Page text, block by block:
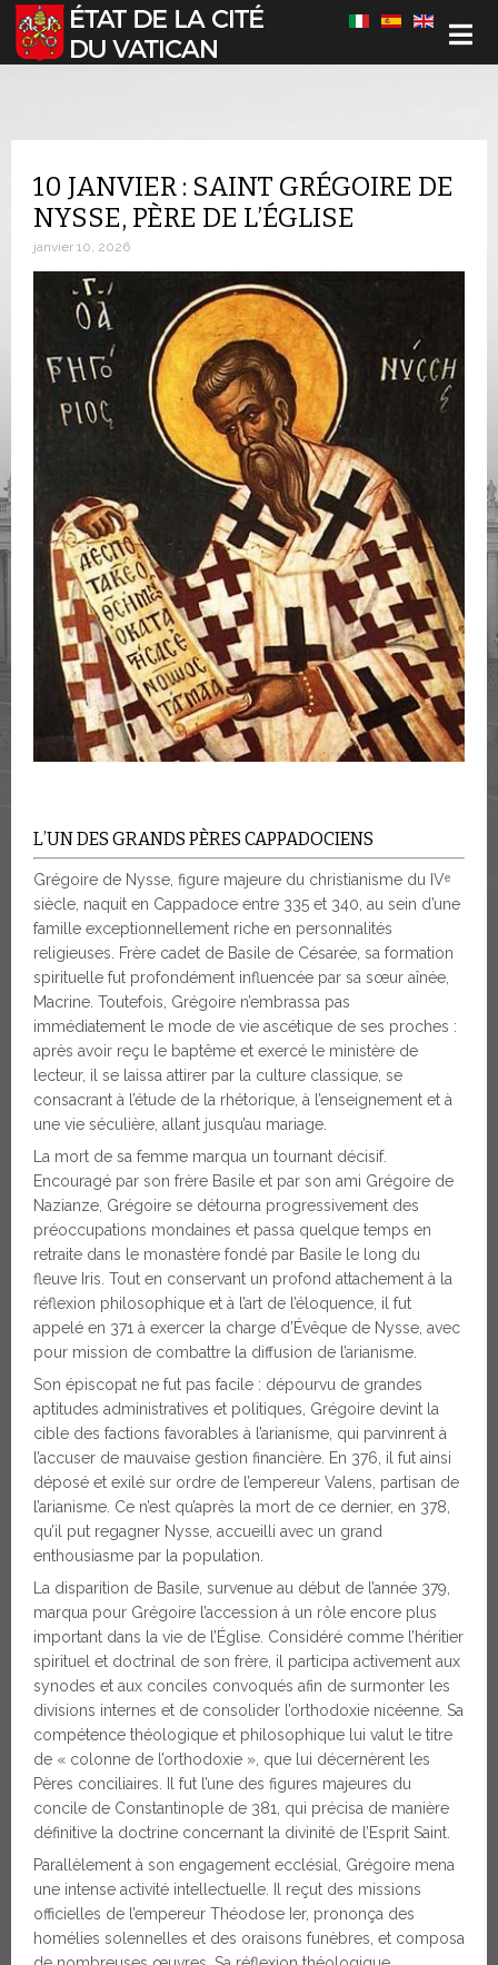
Sélectionnez votre langue
10 JANVIER : SAINT GRÉGOIRE DE
NYSSE, PÈRE DE L’ÉGLISE
janvier 10, 2026
L’UN DES GRANDS PÈRES CAPPADOCIENS
Grégoire de Nysse, figure majeure du christianisme du IVᵉ
siècle, naquit en Cappadoce entre 335 et 340, au sein d’une
famille exceptionnellement riche en personnalités
religieuses. Frère cadet de Basile de Césarée, sa formation
spirituelle fut profondément influencée par sa sœur aînée,
Macrine. Toutefois, Grégoire n’embrassa pas
immédiatement le mode de vie ascétique de ses proches :
après avoir reçu le baptême et exercé le ministère de
lecteur, il se laissa attirer par la culture classique, se
consacrant à l’étude de la rhétorique, à l’enseignement et à
une vie séculière, allant jusqu’au mariage.
La mort de sa femme marqua un tournant décisif.
Encouragé par son frère Basile et par son ami Grégoire de
Nazianze, Grégoire se détourna progressivement des
préoccupations mondaines et passa quelque temps en
retraite dans le monastère fondé par Basile le long du
fleuve Iris. Tout en conservant un profond attachement à la
réflexion philosophique et à l’art de l’éloquence, il fut
appelé en 371 à exercer la charge d’Évêque de Nysse, avec
pour mission de combattre la diffusion de l’arianisme.
Son épiscopat ne fut pas facile : dépourvu de grandes
aptitudes administratives et politiques, Grégoire devint la
cible des factions favorables à l’arianisme, qui parvinrent à
l’accuser de mauvaise gestion financière. En 376, il fut ainsi
déposé et exilé sur ordre de l’empereur Valens, partisan de
l’arianisme. Ce n’est qu’après la mort de ce dernier, en 378,
qu’il put regagner Nysse, accueilli avec un grand
enthousiasme par la population.
La disparition de Basile, survenue au début de l’année 379,
marqua pour Grégoire l’accession à un rôle encore plus
important dans la vie de l’Église. Considéré comme l’héritier
spirituel et doctrinal de son frère, il participa activement aux
synodes et aux conciles convoqués afin de surmonter les
divisions internes et de consolider l’orthodoxie nicéenne. Sa
compétence théologique et philosophique lui valut le titre
de « colonne de l’orthodoxie », que lui décernèrent les
Pères conciliaires. Il fut l’une des figures majeures du
concile de Constantinople de 381, qui précisa de manière
définitive la doctrine concernant la divinité de l’Esprit Saint.
Parallèlement à son engagement ecclésial, Grégoire mena
une intense activité intellectuelle. Il reçut des missions
officielles de l’empereur Théodose Ier, prononça des
homélies solennelles et des oraisons funèbres, et composa